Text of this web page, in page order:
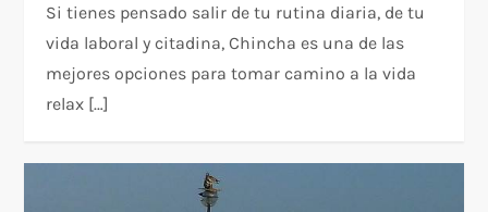
Si tienes pensado salir de tu rutina diaria, de tu
vida laboral y citadina, Chincha es una de las
mejores opciones para tomar camino a la vida
relax […]